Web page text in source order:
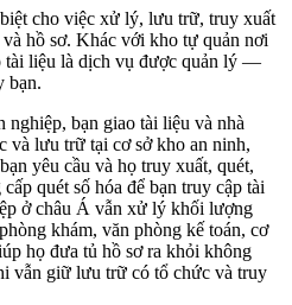
cho việc xử lý, lưu trữ, truy xuất
hồ sơ. Khác với kho tự quản nơi
tài liệu là dịch vụ được quản lý —
bạn.
bạn giao tài liệu và nhà
và lưu trữ tại cơ sở kho an ninh,
yêu cầu và họ truy xuất, quét,
quét số hóa để bạn truy cập tài
ở châu Á vẫn xử lý khối lượng
khám, văn phòng kế toán, cơ
họ đưa tủ hồ sơ ra khỏi không
vẫn giữ lưu trữ có tổ chức và truy